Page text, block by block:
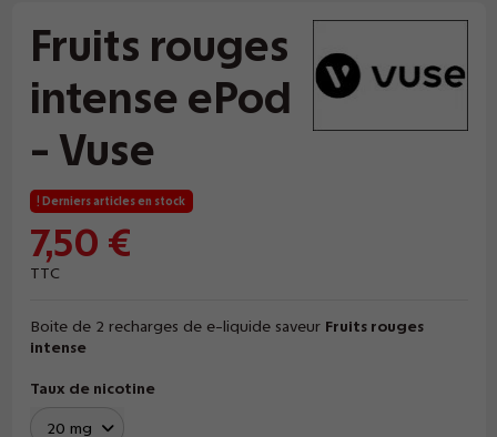
Fruits rouges
intense ePod
- Vuse
Derniers articles en stock
7,50 €
TTC
Boite de 2 recharges de e-liquide saveur Fruits rouges
intense
Taux de nicotine